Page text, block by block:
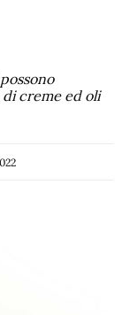
di creme ed oli